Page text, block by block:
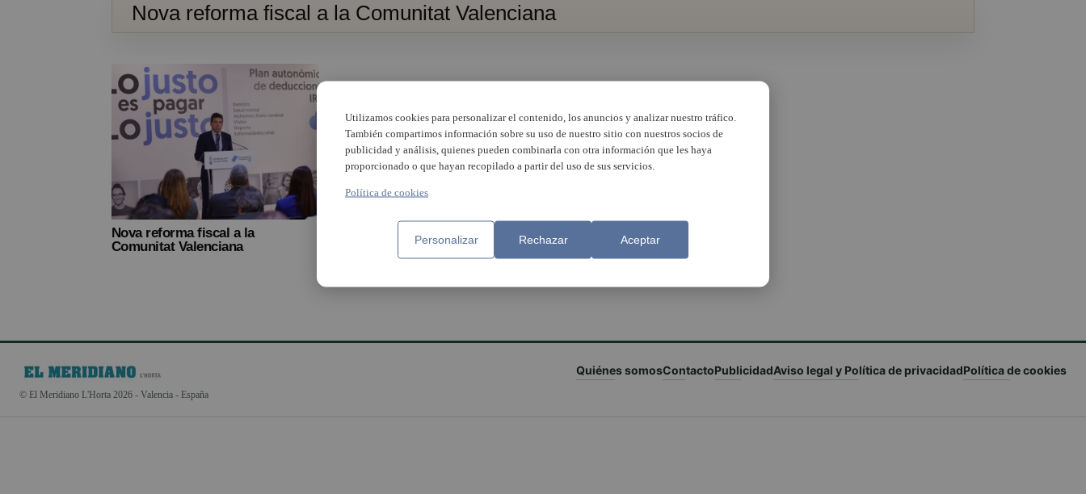
Nova reforma fiscal a la Comunitat Valenciana
Nova reforma fiscal a la
Comunitat Valenciana
© El Meridiano L'Horta 2026 - Valencia - España
Quiénes somosContactoPublicidadAviso legal y Política de privacidadPolítica de cookies
Utilizamos cookies para personalizar el contenido, los anuncios y analizar nuestro tráfico.
También compartimos información sobre su uso de nuestro sitio con nuestros socios de
publicidad y análisis, quienes pueden combinarla con otra información que les haya
proporcionado o que hayan recopilado a partir del uso de sus servicios.
Política de cookies
Personalizar Rechazar Aceptar